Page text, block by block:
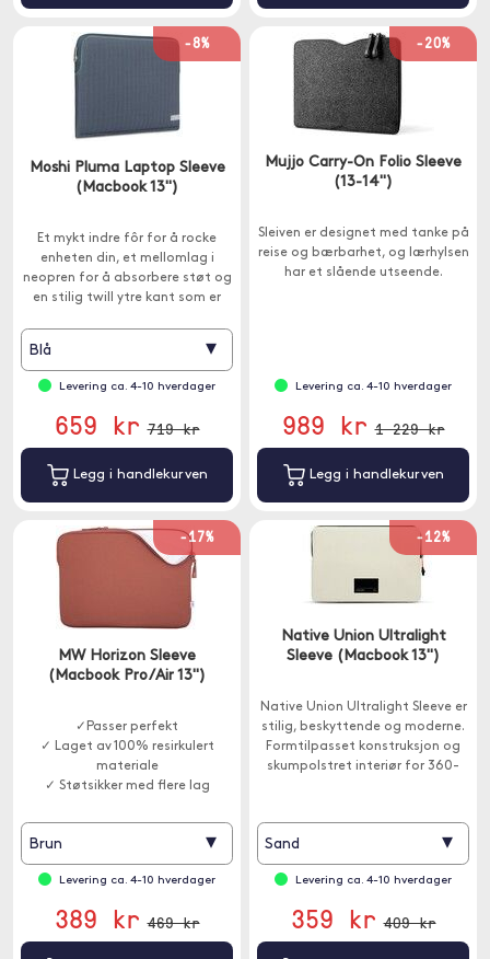
-8%
Moshi Pluma Laptop Sleeve
(Macbook 13")
Et mykt indre fôr for å rocke
enheten din, et mellomlag i
neopren for å absorbere støt og
en stilig twill ytre kant som er
Blå ▾
Levering ca. 4-10 hverdager
659 kr 719 kr
Legg i handlekurven
-20%
Mujjo Carry-On Folio Sleeve
(13-14")
Sleiven er designet med tanke på
reise og bærbarhet, og lærhylsen
har et slående utseende.
Levering ca. 4-10 hverdager
989 kr 1 229 kr
Legg i handlekurven
-17%
MW Horizon Sleeve
(Macbook Pro/Air 13")
✓Passer perfekt
✓ Laget av 100% resirkulert
materiale
✓ Støtsikker med flere lag
Brun ▾
Levering ca. 4-10 hverdager
389 kr 469 kr
-12%
Native Union Ultralight
Sleeve (Macbook 13")
Native Union Ultralight Sleeve er
stilig, beskyttende og moderne.
Formtilpasset konstruksjon og
skumpolstret interiør for 360-
Sand ▾
Levering ca. 4-10 hverdager
359 kr 409 kr